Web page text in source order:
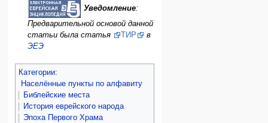
Уведомление:
Предварительной основой данной
статьи была статья
ТИР
в
ЭЕЭ
Категории:
Населённые пункты по алфавиту
Библейские места
История еврейского народа
Эпоха Первого Храма